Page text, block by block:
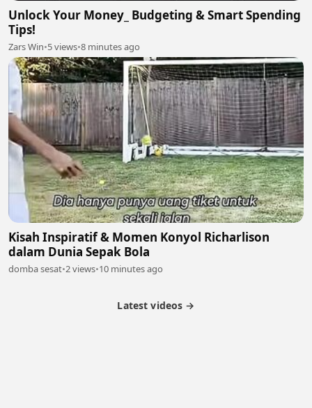
Unlock Your Money_ Budgeting & Smart Spending
Tips!
Zars Win•5 views•8 minutes ago
Kisah Inspiratif & Momen Konyol Richarlison
dalam Dunia Sepak Bola
domba sesat•2 views•10 minutes ago
Latest videos →